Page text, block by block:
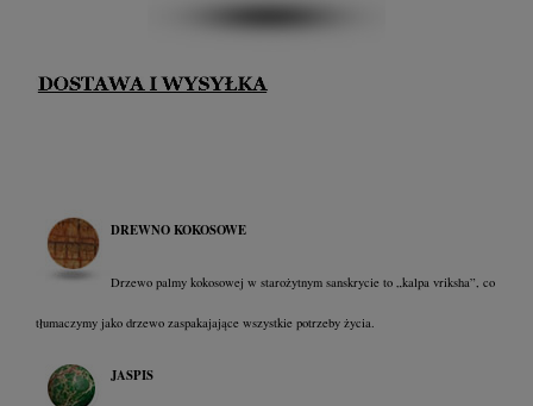
DREWNO KOKOSOWE
Drzewo palmy kokosowej w starożytnym sanskrycie to „kalpa vriksha”, co
tłumaczymy jako drzewo zaspakajające wszystkie potrzeby życia.
JASPIS